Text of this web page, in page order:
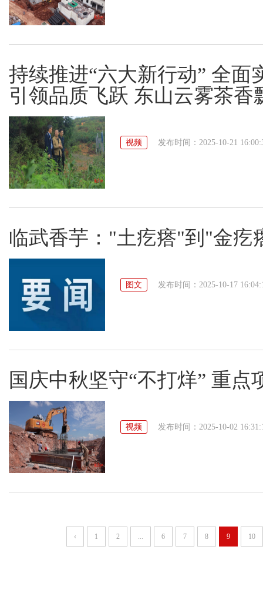
持续推进“六大新行动” 全面
引领品质飞跃 东山云雾茶香
视频 发布时间：2025-10-21
临武香芋："土疙瘩"到"金疙
图文 发布时间：2025-10-17
国庆中秋坚守“不打烊” 重点
视频 发布时间：2025-10-02
‹ 1 2 ... 6 7 8 9 10